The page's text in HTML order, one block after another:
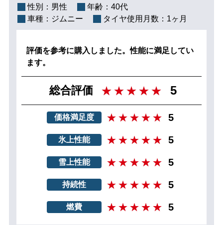
性別： 男性 年齢： 40代
車種： ジムニー タイヤ使用月数： 1ヶ月
評価を参考に購入しました。性能に満足してい
ます。
総合評価 5
価格満足度 5
氷上性能 5
雪上性能 5
持続性 5
燃費 5